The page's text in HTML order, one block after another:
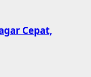
Cepat,